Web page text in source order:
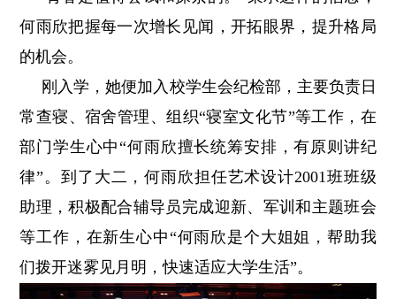
何雨欣把握每一次增长见闻，开拓眼界，提升格局
的机会。
刚入学，她便加入校学生会纪检部，主要负责日
常查寝、宿舍管理、组织“寝室文化节”等工作，在
部门学生心中“何雨欣擅长统筹安排，有原则讲纪
律”。到了大二，何雨欣担任艺术设计2001班班级
助理，积极配合辅导员完成迎新、军训和主题班会
等工作，在新生心中“何雨欣是个大姐姐，帮助我
们拨开迷雾见月明，快速适应大学生活”。